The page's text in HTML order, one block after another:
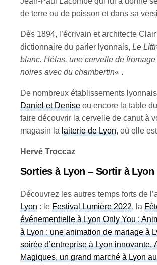
de terre ou de poisson et dans sa
Dès 1894, l’écrivain et architecte
dictionnaire du parler lyonnais,Le
blanc. Hélas, une cervelle de
noires avec du chambertin« .
De nombreux établissements
Daniel et Denise ou encore la table
faire découvrir la cervelle de canut à
magasin lalaiterie de Lyon, où elle
Hervé Troccaz
Sorties à Lyon – Sortir à Lyon
Découvrez les autres temps forts de
Lyon : leFestival Lumière 2022, la
événementielle à Lyon Only You :
à Lyon : une animation de mariage à
soirée d’entreprise à Lyon
Magiques, un grand marché à Lyon